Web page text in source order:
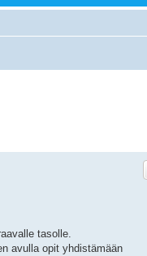
tasolle.
avulla opit yhdistämään